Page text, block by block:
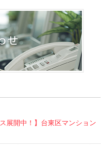
展開中！】台東区マンション